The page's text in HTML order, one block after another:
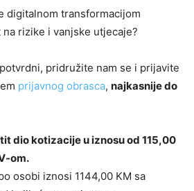
digitalnom transformacijom
rizike i vanjske utjecaje?
pridružite nam se i prijavite
prijavnog obrasca, najkasnije do
dio kotizacije u iznosu od 115,00
om.
osobi iznosi 1144,00 KM sa